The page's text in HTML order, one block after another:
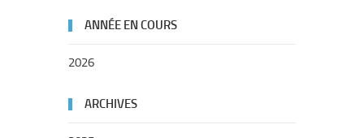
ANNÉE EN COURS
2026
ARCHIVES